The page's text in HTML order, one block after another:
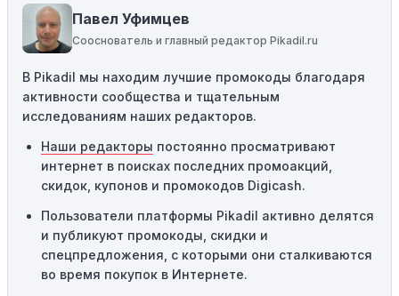
пытаетесь применить код к товару, не
соответствующему критериям, он не сработает.
промокоды требуют соблюдения минимального
порога покупки, чтобы получить право на скидку. Если
сумма в корзине не соответствует указанному порогу,
код не сработает.
Географические ограничения:Действие некоторых
промокодов может быть ограничено определенными
местами или регионами. Если вы находитесь за
пределами указанного региона, то код не будет
применяться.
Павел Уфимцев
Сооснователь и главный редактор Pikadil.ru
В Pikadil мы находим лучшие промокоды благодаря
активности сообщества и тщательным
исследованиям наших редакторов.
Наши редакторы постоянно просматривают
интернет в поисках последних промоакций,
скидок, купонов и промокодов Digicash.
Пользователи платформы Pikadil активно делятся
и публикуют промокоды, скидки и
спецпредложения, с которыми они сталкиваются
во время покупок в Интернете.